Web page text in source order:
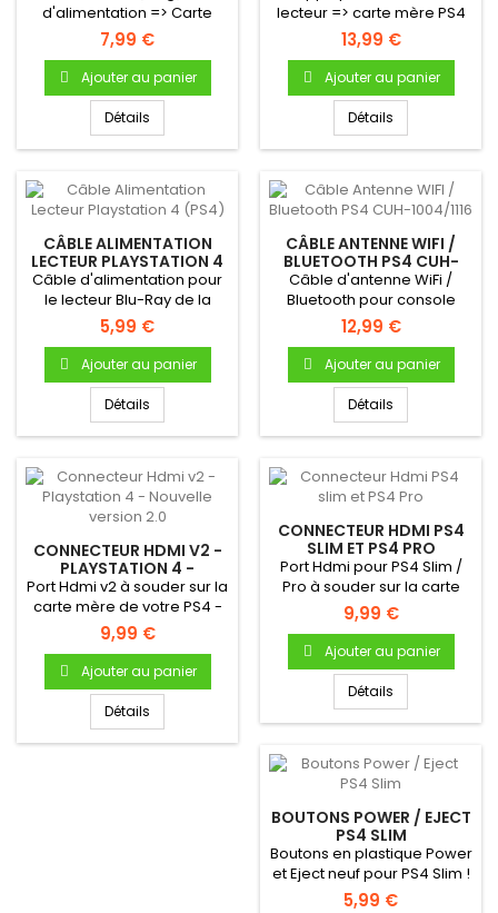
d'alimentation => Carte
mère pour console PS4...
7,99 €
Ajouter au panier
Détails
lecteur => carte mère PS4
13,99 €
Ajouter au panier
Détails
CÂBLE ALIMENTATION
LECTEUR PLAYSTATION 4
(PS4)
Câble d'alimentation pour
le lecteur Blu-Ray de la
console Playstation 4
5,99 €
Ajouter au panier
Détails
CÂBLE ANTENNE WIFI /
BLUETOOTH PS4 CUH-
1004/1116
Câble d'antenne WiFi /
Bluetooth pour console
Playstation 4
12,99 €
Ajouter au panier
Détails
CONNECTEUR HDMI V2 -
PLAYSTATION 4 -
NOUVELLE VERSION 2.0
Port Hdmi v2 à souder sur la
carte mère de votre PS4 -
Connecteur version 2.0
9,99 €
Ajouter au panier
Détails
CONNECTEUR HDMI PS4
SLIM ET PS4 PRO
Port Hdmi pour PS4 Slim /
Pro à souder sur la carte
mère de votre console -...
9,99 €
Ajouter au panier
Détails
BOUTONS POWER / EJECT
PS4 SLIM
Boutons en plastique Power
et Eject neuf pour PS4 Slim !
Partie plastique...
5,99 €